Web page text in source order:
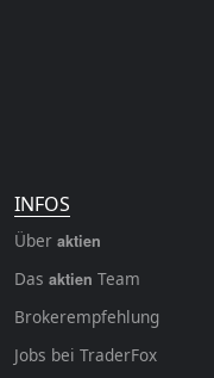
INFOS
Über aktien
Das aktien Team
Brokerempfehlung
Jobs bei TraderFox